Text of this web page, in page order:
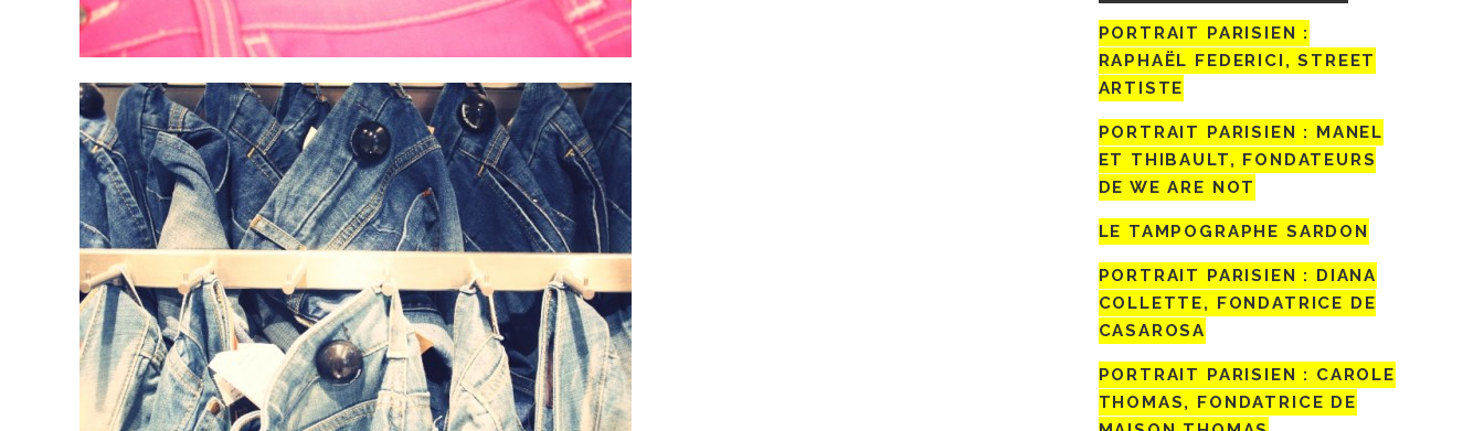
PORTRAIT PARISIEN :
RAPHAËL FEDERICI, STREET
ARTISTE
PORTRAIT PARISIEN : MANEL
ET THIBAULT, FONDATEURS
DE WE ARE NOT
LE TAMPOGRAPHE SARDON
PORTRAIT PARISIEN : DIANA
COLLETTE, FONDATRICE DE
CASAROSA
PORTRAIT PARISIEN : CAROLE
THOMAS, FONDATRICE DE